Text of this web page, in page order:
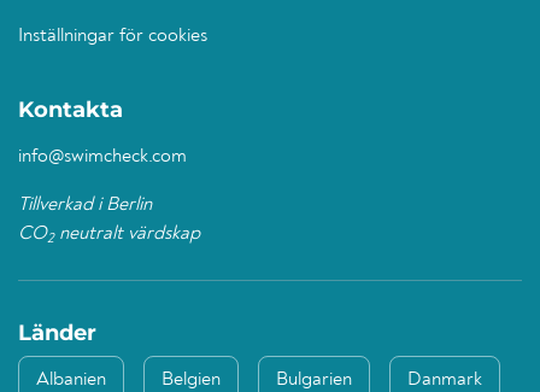
Inställningar för cookies
Kontakta
info@swimcheck.com
Tillverkad i Berlin
CO2neutralt värdskap
Länder
Albanien Belgien Bulgarien Danmark